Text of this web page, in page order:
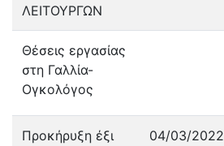
ΛΕΙΤΟΥΡΓΩΝ
Θέσεις εργασίας
στη Γαλλία-
Ογκολόγος
Προκήρυξη έξι
04/03/2022